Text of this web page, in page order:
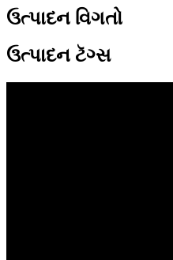
ઉત્પાદન વિગતો
ઉત્પાદન ટૅગ્સ